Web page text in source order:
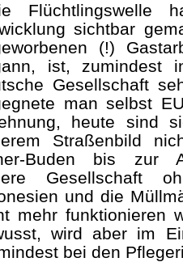
Flüchtlingswelle
sichtbar
(!)
ist, zumindest
Gesellschaft
man selbst
heute sind
Straßenbild
Buden bis zur
Gesellschaft
und die
mehr funktio­nieren
wird aber im
bei den